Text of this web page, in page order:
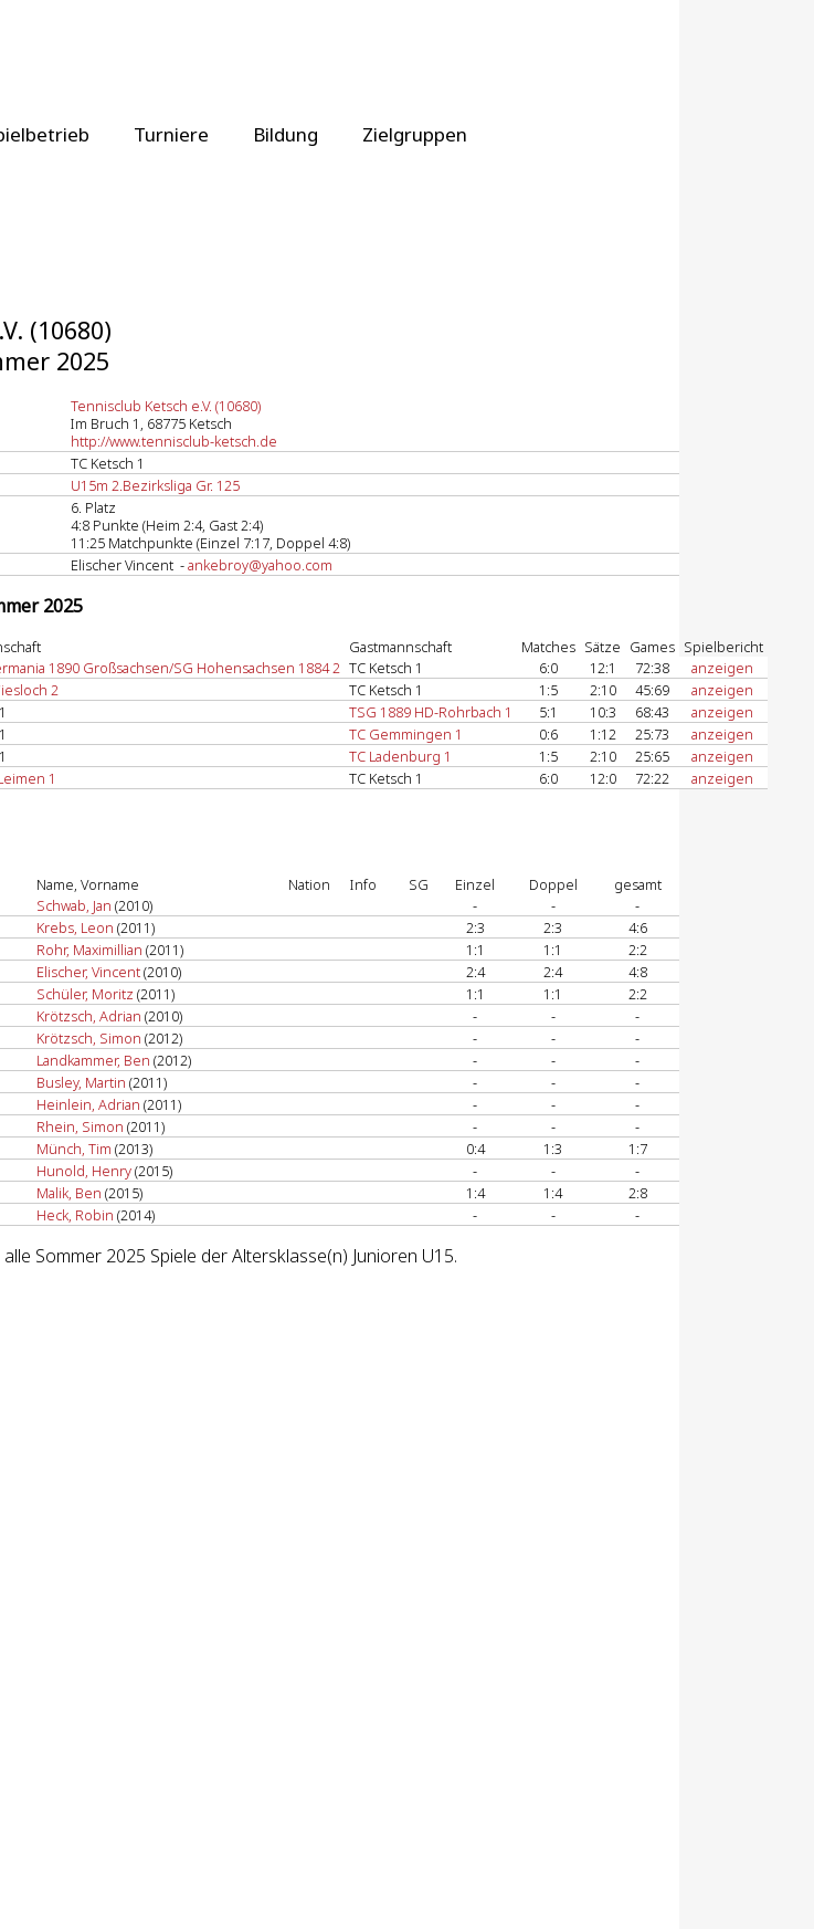
Turniere Bildung Zielgruppen
(10680)
2025
Tennisclub Ketsch e.V. (10680)
Im Bruch 1, 68775 Ketsch
http://www.tennisclub-ketsch.de
TC Ketsch 1
U15m 2.Bezirksliga Gr. 125
6. Platz
4:8 Punkte (Heim 2:4, Gast 2:4)
11:25 Matchpunkte (Einzel 7:17, Doppel 4:8)
Elischer Vincent -ankebroy@yahoo.com
2025
Gastmannschaft Matches Sätze Games Spielbericht
1890 Großsachsen/SG Hohensachsen 1884 2 TC Ketsch 1 6:0 12:1 72:38
anzeigen
2 TC Ketsch 1 1:5 2:10 45:69
anzeigen
TSG 1889 HD-Rohrbach 1 5:1 10:3 68:43
anzeigen
TC Gemmingen 1 0:6 1:12 25:73
anzeigen
TC Ladenburg 1 1:5 2:10 25:65
anzeigen
1 TC Ketsch 1 6:0 12:0 72:22 anzeigen
Name, Vorname Nation Info SG Einzel Doppel
gesamt
Schwab, Jan (2010) - -
-
Krebs, Leon (2011) 2:3 2:3
4:6
Rohr, Maximillian (2011) 1:1 1:1
2:2
Elischer, Vincent(2010) 2:4 2:4
4:8
Schüler, Moritz (2011) 1:1 1:1
2:2
Krötzsch, Adrian (2010) - -
-
Krötzsch, Simon (2012) - -
-
Landkammer, Ben (2012) - -
-
Busley, Martin (2011) - -
-
Heinlein, Adrian (2011) - -
-
Rhein, Simon (2011) - -
-
Münch, Tim (2013) 0:4 1:3
1:7
Hunold, Henry(2015) - -
-
Malik, Ben (2015) 1:4 1:4
2:8
Heck, Robin (2014) - - -
Sommer 2025 Spiele der Altersklasse(n) Junioren U15.